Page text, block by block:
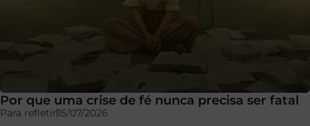
Por que uma crise de fé nunca precisa ser fatal
Para refletir15/07/2026